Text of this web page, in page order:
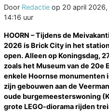
Door Redactie op 20 april 2026,
14:16 uur
HOORN – Tijdens de
2026 is Brick City in het
open. Alleen op Koningsdag,
zoals het Museum van de 20e
enkele Hoornse monumenten
zijn gebouwen aan de
oude burgemeesterswoning
grote LEGO-diorama rijden